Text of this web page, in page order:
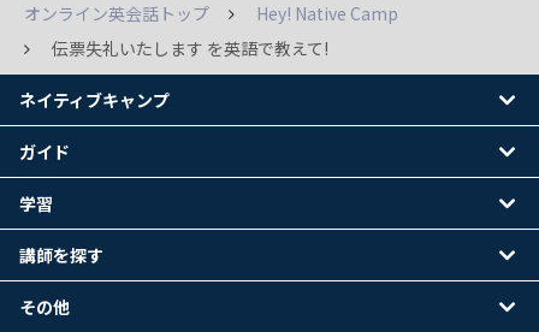
オンライン英会話トップ
Hey! Native Camp
伝票失礼いたします を英語で教えて!
ネイティブキャンプ
ガイド
学習
講師を探す
その他